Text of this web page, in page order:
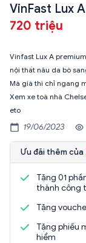
VinFast Lux
720 triệu
Vinfast Lux A
nội thất nâu da bò
Mà giá thì chỉ ngang
Xem xe toà nhà
eto
19/06/2023
Ưu đãi thêm của
Tặng 01
thành công
Tặng
Tặng phiếu
hiểm